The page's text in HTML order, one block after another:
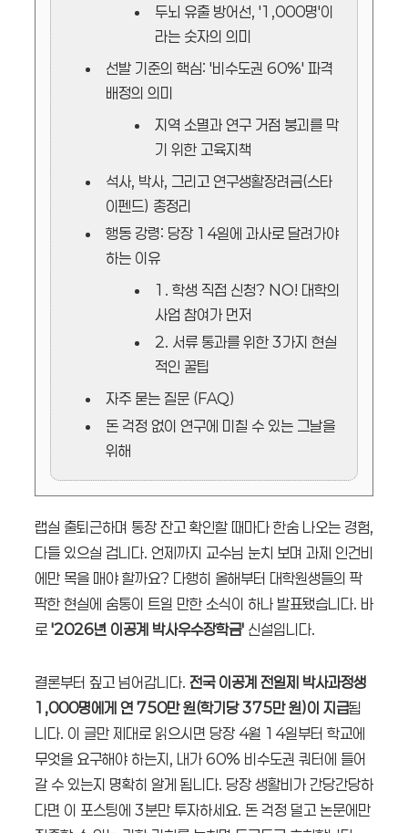
두뇌 유출 방어선, '1,000명'이
라는 숫자의 의미
선발 기준의 핵심: '비수도권 60%' 파격
배정의 의미
지역 소멸과 연구 거점 붕괴를 막
기 위한 고육지책
석사, 박사, 그리고 연구생활장려금(스타
이펜드) 총정리
행동 강령: 당장 14일에 과사로 달려가야
하는 이유
1. 학생 직접 신청? NO! 대학의
사업 참여가 먼저
2. 서류 통과를 위한 3가지 현실
적인 꿀팁
자주 묻는 질문 (FAQ)
돈 걱정 없이 연구에 미칠 수 있는 그날을
위해
랩실 출퇴근하며 통장 잔고 확인할 때마다 한숨 나오는 경험,
다들 있으실 겁니다. 언제까지 교수님 눈치 보며 과제 인건비
에만 목을 매야 할까요? 다행히 올해부터 대학원생들의 팍
팍한 현실에 숨통이 트일 만한 소식이 하나 발표됐습니다. 바
로 '2026년 이공계 박사우수장학금' 신설입니다.
결론부터 짚고 넘어갑니다. 전국 이공계 전일제 박사과정생
1,000명에게 연 750만 원(학기당 375만 원)이 지급됩
니다. 이 글만 제대로 읽으시면 당장 4월 14일부터 학교에
무엇을 요구해야 하는지, 내가 60% 비수도권 쿼터에 들어
갈 수 있는지 명확히 알게 됩니다. 당장 생활비가 간당간당하
다면 이 포스팅에 3분만 투자하세요. 돈 걱정 덜고 논문에만